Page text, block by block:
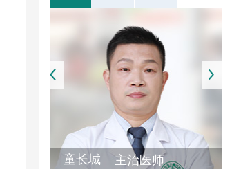
童长城 主治医师